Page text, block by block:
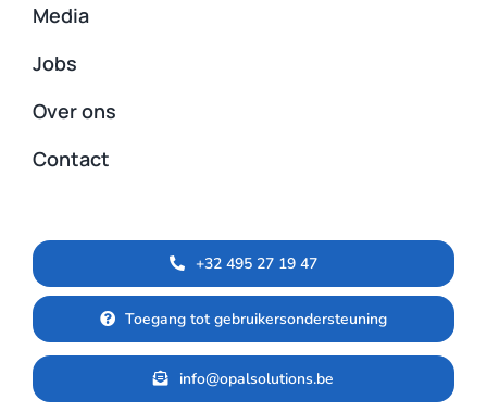
Media
Jobs
Over ons
Contact
+32 495 27 19 47
Toegang tot gebruikersondersteuning
info@opalsolutions.be